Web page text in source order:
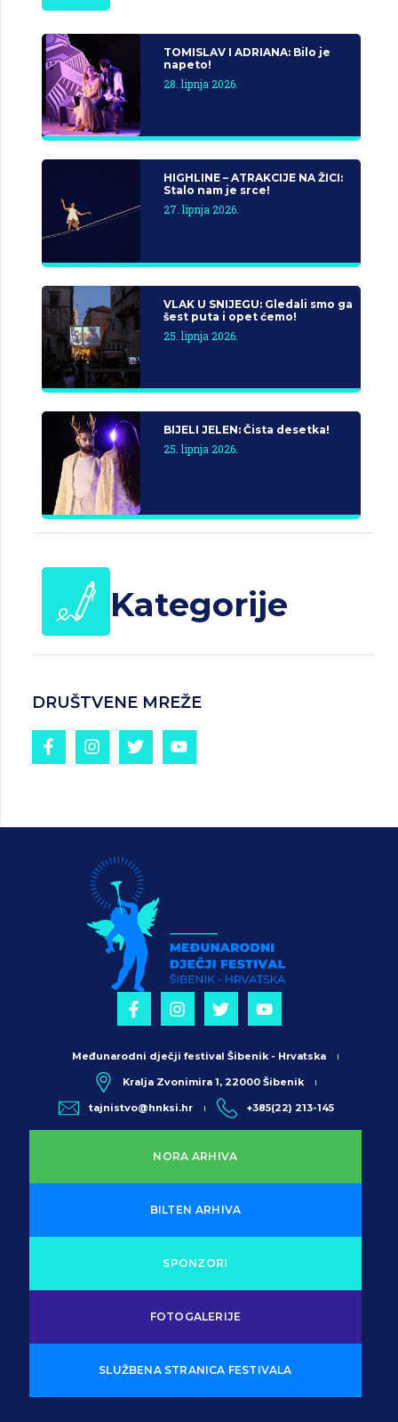
TOMISLAV I ADRIANA: Bilo je
napeto!
28. lipnja 2026.
HIGHLINE – ATRAKCIJE NA ŽICI:
Stalo nam je srce!
27. lipnja 2026.
VLAK U SNIJEGU: Gledali smo ga
šest puta i opet ćemo!
25. lipnja 2026.
BIJELI JELEN: Čista desetka!
25. lipnja 2026.
Kategorije
DRUŠTVENE MREŽE
NORA ARHIVA
BILTEN ARHIVA
SPONZORI
FOTOGALERIJE
SLUŽBENA STRANICA FESTIVALA
Međunarodni dječji festival Šibenik - Hrvatska
Kralja Zvonimira 1, 22000 Šibenik
tajnistvo@hnksi.hr +385(22) 213-145